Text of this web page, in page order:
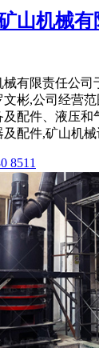
山机械
有限责任公司
彬,公司经营
配件、液压和
配件,矿山机械
8511